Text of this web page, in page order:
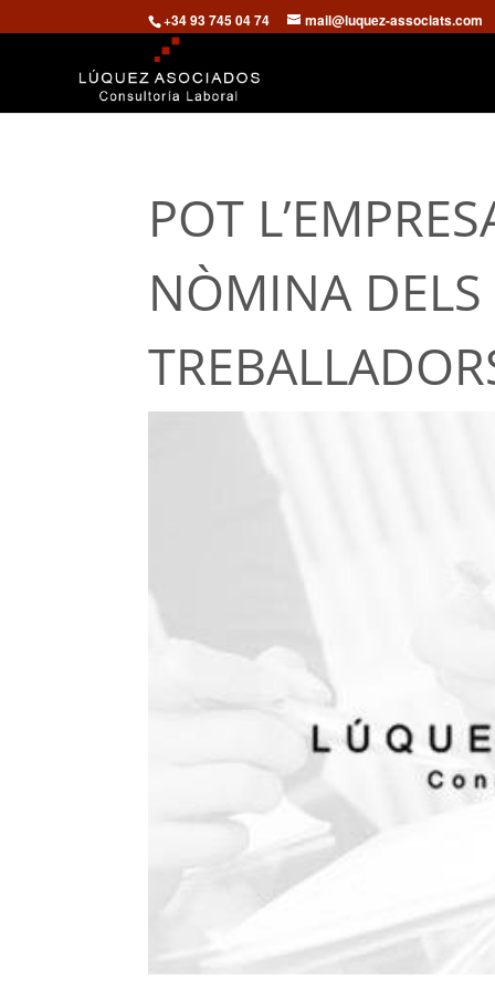
+34 93 745 04 74 mail@luquez-associats.com
POT
NÒMINA DELS